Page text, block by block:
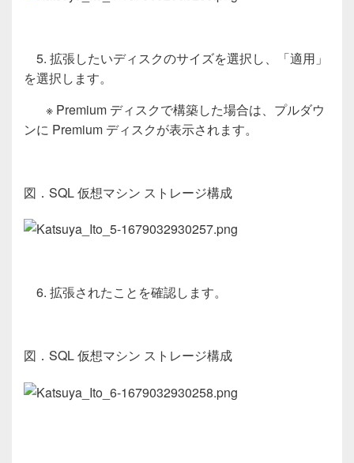
5. 拡張したいディスクのサイズを選択し、「適用」
を選択します。
※ Premium ディスクで構築した場合は、プルダウ
ンに Premium ディスクが表示されます。
図． SQL 仮想マシン ストレージ構成
6. 拡張されたことを確認します。
図． SQL 仮想マシン ストレージ構成